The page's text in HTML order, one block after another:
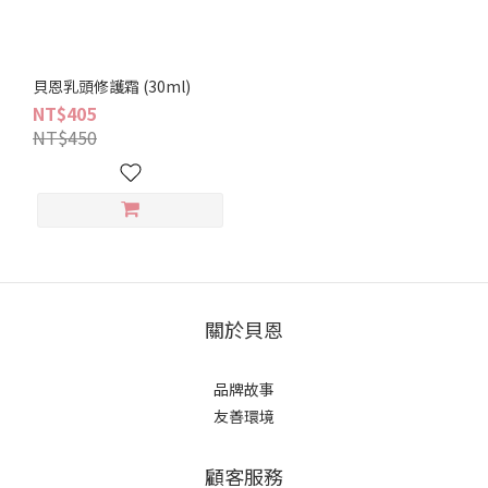
貝恩乳頭修護霜 (30ml)
NT$405
NT$450
關於貝恩
品牌故事
友善環境
顧客服務